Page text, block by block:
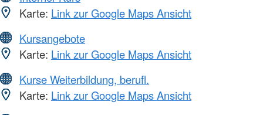
Karte: Link zur Google Maps Ansicht
Kursangebote
Karte: Link zur Google Maps Ansicht
Kurse Weiterbildung, berufl.
Karte: Link zur Google Maps Ansicht